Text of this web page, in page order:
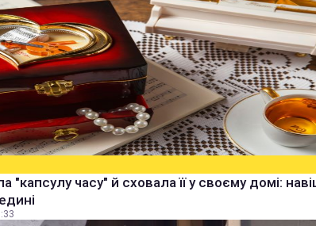
"капсулу часу" й сховала її у своєму домі: